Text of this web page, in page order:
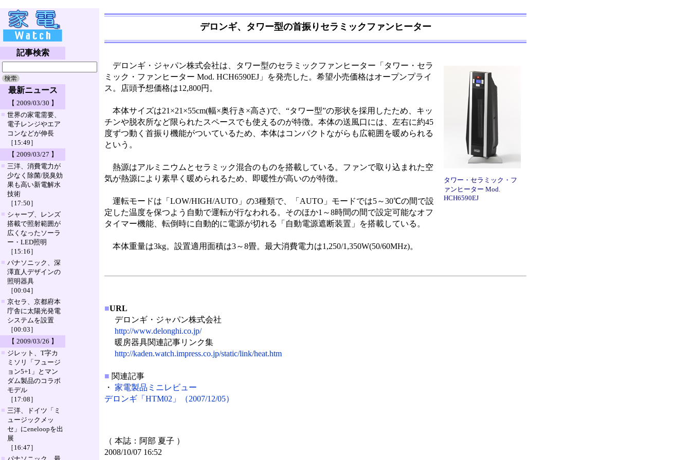
記事検索
最新ニュース
【 2009/03/30 】
■ 世界の家電需要、
電子レンジやエア
コンなどが伸長
［15:49］
【 2009/03/27 】
■ 三洋、消費電力が
少なく除菌/脱臭効
果も高い新電解水
技術
［17:50］
■ シャープ、レンズ
搭載で照射範囲が
広くなったソーラ
ー・LED照明
［15:16］
■ パナソニック、深
澤直人デザインの
照明器具
［00:04］
■ 京セラ、京都府本
庁舎に太陽光発電
システムを設置
［00:03］
【 2009/03/26 】
■ ジレット、T字カ
ミソリ「フュージ
ョン5+1」とマン
ダム製品のコラボ
モデル
［17:08］
■ 三洋、ドイツ「ミ
ュージックメッ
セ」にeneloopを出
展
［16:47］
■
デロンギ、タワー型の首振りセラミックファンヒーター
タワー・セラミック・フ
ァンヒーター Mod.
HCH6590EJ
デロンギ・ジャパン株式会社は、タワー型のセラミックファンヒーター「タワー・セラ
ミック・ファンヒーター Mod. HCH6590EJ」を発売した。希望小売価格はオープンプライ
ス。店頭予想価格は12,800円。
本体サイズは21×21×55cm(幅×奥行き×高さ)で、“タワー型”の形状を採用したため、キッ
チンや脱衣所など限られたスペースでも使えるのが特徴。本体の送風口には、左右に約45
度ずつ動く首振り機能がついているため、本体はコンパクトながらも広範囲を暖められる
という。
熱源はアルミニウムとセラミック混合のものを搭載している。ファンで取り込まれた空
気が熱源により素早く暖められるため、即暖性が高いのが特徴。
運転モードは「LOW/HIGH/AUTO」の3種類で、「AUTO」モードでは5～30℃の間で設
定した温度を保つよう自動で運転が行なわれる。そのほか1～8時間の間で設定可能なオフ
タイマー機能、転倒時に自動的に電源が切れる「自動電源遮断装置」を搭載している。
本体重量は3kg。設置適用面積は3～8畳。最大消費電力は1,250/1,350W(50/60MHz)。
■URL
デロンギ・ジャパン株式会社
http://www.delonghi.co.jp/
暖房器具関連記事リンク集
http://kaden.watch.impress.co.jp/static/link/heat.htm
■ 関連記事
・ 家電製品ミニレビュー
デロンギ「HTM02」（2007/12/05）
（ 本誌：阿部 夏子 ）
2008/10/07 16:52